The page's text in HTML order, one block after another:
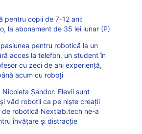
pentru copii de 7-12 ani:
la abonament de 35 lei lunar (P)
pentru robotică la un
acces la telefon, un student în
cu zeci de ani experiență,
acum cu roboți
Nicoleta Șandor: Elevii sunt
văd roboții ca pe niște creații
de robotică Nextlab.tech ne-a
învățare și distracție